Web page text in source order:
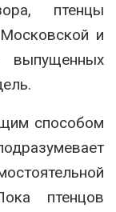
птенцы
и
выпущенных
способом
птенцов